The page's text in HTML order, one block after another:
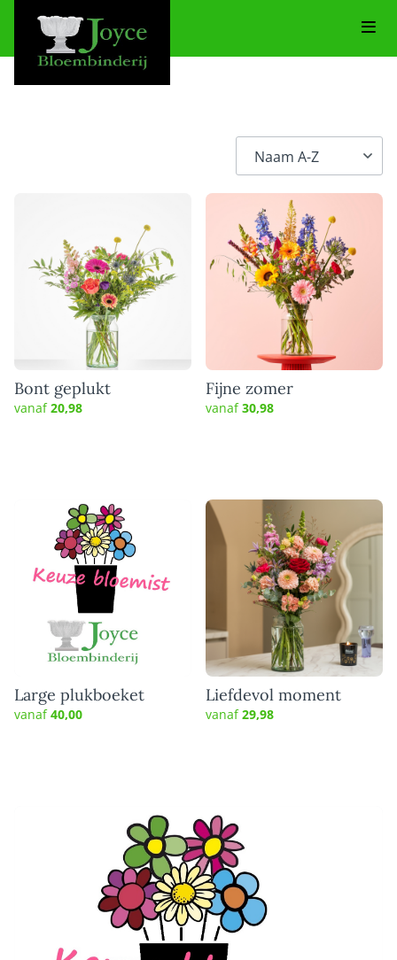
Bont geplukt
vanaf20,98
Fijne zomer
vanaf30,98
Large plukboeket
vanaf40,00
Liefdevol moment
vanaf29,98